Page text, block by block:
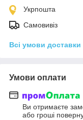
Укрпошта
Самовивіз
Всі умови доставки
Умови оплати
Ви отримаєте
або гроші